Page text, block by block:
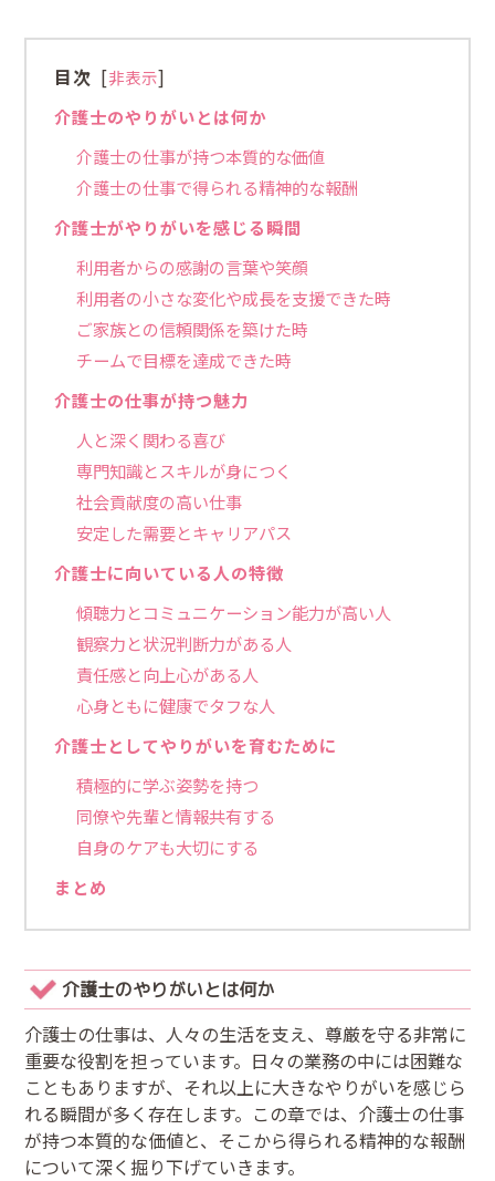
目次 [非表示]
介護士のやりがいとは何か
介護士の仕事が持つ本質的な価値
介護士の仕事で得られる精神的な報酬
介護士がやりがいを感じる瞬間
利用者からの感謝の言葉や笑顔
利用者の小さな変化や成長を支援できた時
ご家族との信頼関係を築けた時
チームで目標を達成できた時
介護士の仕事が持つ魅力
人と深く関わる喜び
専門知識とスキルが身につく
社会貢献度の高い仕事
安定した需要とキャリアパス
介護士に向いている人の特徴
傾聴力とコミュニケーション能力が高い人
観察力と状況判断力がある人
責任感と向上心がある人
心身ともに健康でタフな人
介護士としてやりがいを育むために
積極的に学ぶ姿勢を持つ
同僚や先輩と情報共有する
自身のケアも大切にする
まとめ
介護士のやりがいとは何か
介護士の仕事は、人々の生活を支え、尊厳を守る非常に
重要な役割を担っています。日々の業務の中には困難な
こともありますが、それ以上に大きなやりがいを感じら
れる瞬間が多く存在します。この章では、介護士の仕事
が持つ本質的な価値と、そこから得られる精神的な報酬
について深く掘り下げていきます。